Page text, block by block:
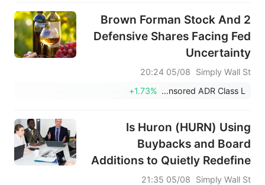
Brown Forman Stock And 2
Defensive Shares Facing Fed
Uncertainty
Simply Wall St
05/08 20:24
Coca-Cola FEMSA SAB de CV Sponsored ADR Class L
+1.73%
Is Huron (HURN) Using
Buybacks and Board
Additions to Quietly Redefine
Its Growth Ambitions?
Simply Wall St
05/08 21:35